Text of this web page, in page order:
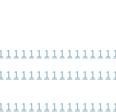
1 1 1 1 1 1 1 1 1 1 1 1 1 1
1 1 1 1 1 1 1 1 1 1 1 1 1 1
1 1 1 1 1 1 1 1 1 1 1 1 1 1